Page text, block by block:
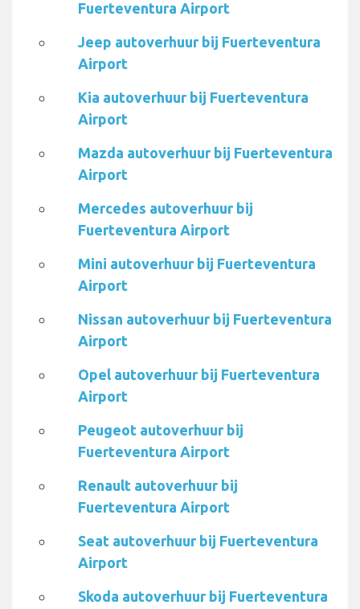
Fuerteventura Airport
Jeep autoverhuur bij Fuerteventura
Airport
Kia autoverhuur bij Fuerteventura
Airport
Mazda autoverhuur bij Fuerteventura
Airport
Mercedes autoverhuur bij
Fuerteventura Airport
Mini autoverhuur bij Fuerteventura
Airport
Nissan autoverhuur bij Fuerteventura
Airport
Opel autoverhuur bij Fuerteventura
Airport
Peugeot autoverhuur bij
Fuerteventura Airport
Renault autoverhuur bij
Fuerteventura Airport
Seat autoverhuur bij Fuerteventura
Airport
Skoda autoverhuur bij Fuerteventura